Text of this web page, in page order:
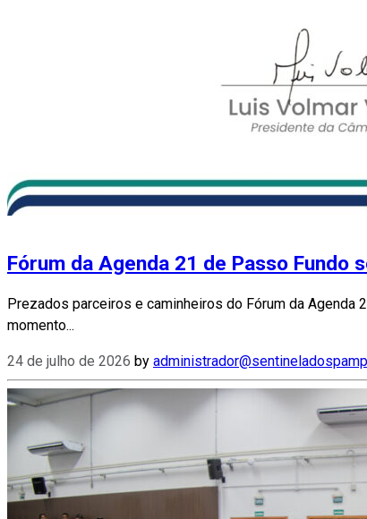
Fórum da Agenda 21 de Passo Fundo
Prezados parceiros e caminheiros do Fórum da
momento...
24 de julho de 2026 by